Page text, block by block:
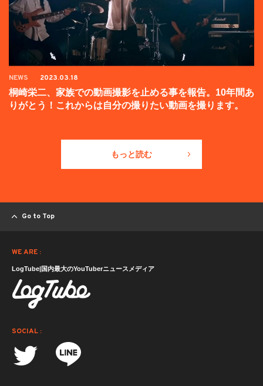
NEWS 2023.03.18
桐崎栄二、家族での動画撮影を止める事を報告。10年間あ
りがとう！これからは自分の撮りたい動画を撮ります。
もっと読む
Go to Top
WE ARE :
LogTube|国内最大のYouTuberニュースメディア
SOCIAL :